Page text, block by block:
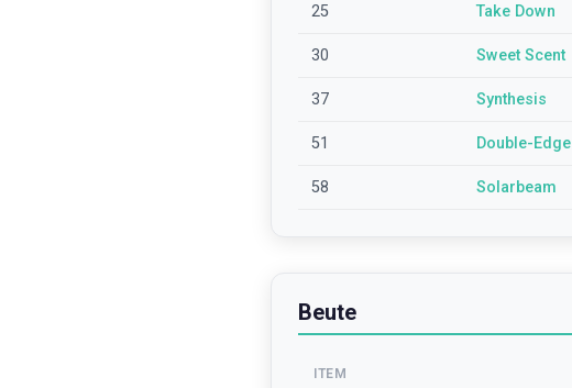
25 Take Down
30 Sweet Scent
37 Synthesis
51 Double-Edge
58 Solarbeam
Beute
ITEM